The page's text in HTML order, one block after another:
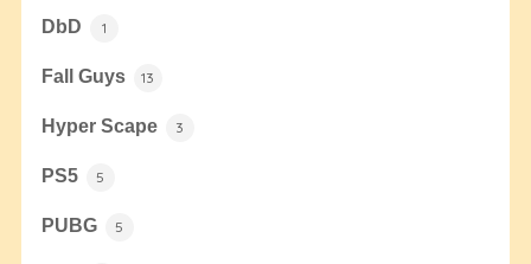
DbD 1
Fall Guys 13
Hyper Scape 3
PS5 5
PUBG 5